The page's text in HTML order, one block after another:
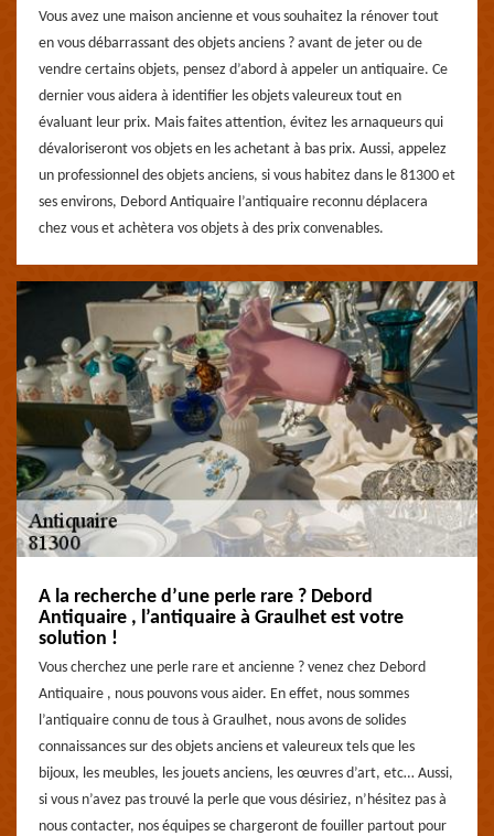
Vous avez une maison ancienne et vous souhaitez la rénover tout
en vous débarrassant des objets anciens ? avant de jeter ou de
vendre certains objets, pensez d’abord à appeler un antiquaire. Ce
dernier vous aidera à identifier les objets valeureux tout en
évaluant leur prix. Mais faites attention, évitez les arnaqueurs qui
dévaloriseront vos objets en les achetant à bas prix. Aussi, appelez
un professionnel des objets anciens, si vous habitez dans le 81300 et
ses environs, Debord Antiquaire l’antiquaire reconnu déplacera
chez vous et achètera vos objets à des prix convenables.
A la recherche d’une perle rare ? Debord
Antiquaire , l’antiquaire à Graulhet est votre
solution !
Vous cherchez une perle rare et ancienne ? venez chez Debord
Antiquaire , nous pouvons vous aider. En effet, nous sommes
l’antiquaire connu de tous à Graulhet, nous avons de solides
connaissances sur des objets anciens et valeureux tels que les
bijoux, les meubles, les jouets anciens, les œuvres d’art, etc… Aussi,
si vous n’avez pas trouvé la perle que vous désiriez, n’hésitez pas à
nous contacter, nos équipes se chargeront de fouiller partout pour